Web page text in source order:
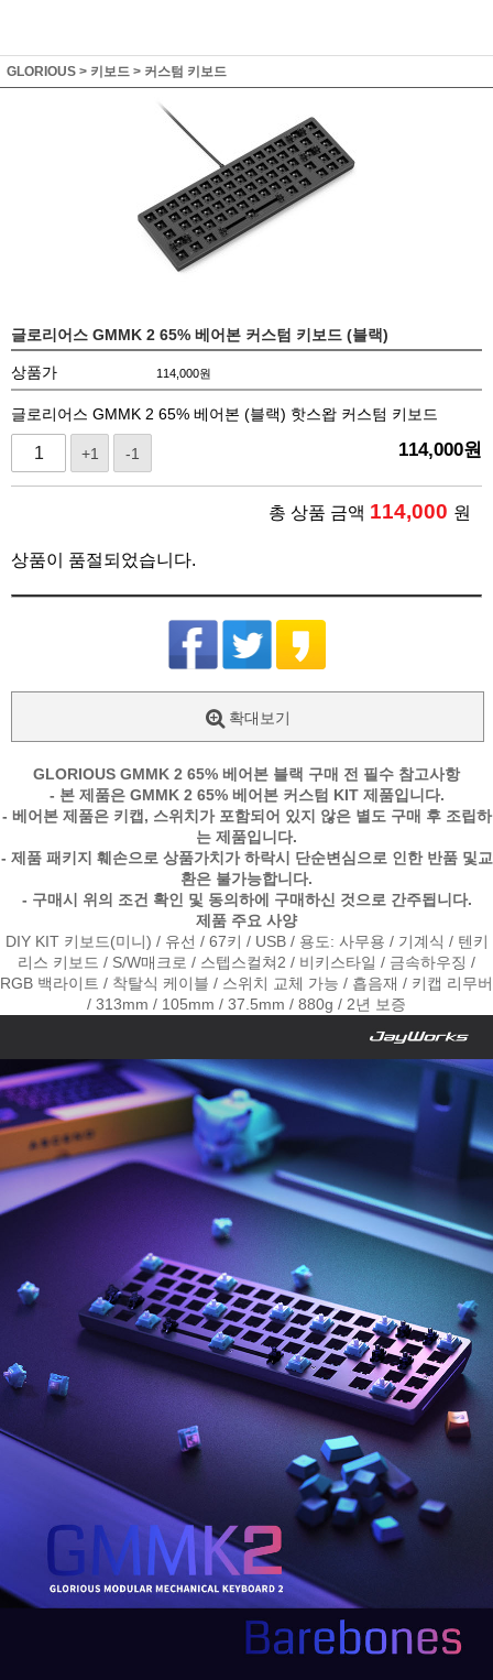
GLORIOUS > 키보드 > 커스텀 키보드
글로리어스 GMMK 2 65% 베어본 커스텀 키보드 (블랙)
상품가 114,000원
글로리어스 GMMK 2 65% 베어본 (블랙) 핫스왑 커스텀 키보드
+1 -1 114,000원
총 상품 금액 114,000 원
상품이 품절되었습니다.
확대보기
GLORIOUS GMMK 2 65% 베어본 블랙 구매 전 필수 참고사항
- 본 제품은 GMMK 2 65% 베어본 커스텀 KIT 제품입니다.
- 베어본 제품은 키캡, 스위치가 포함되어 있지 않은 별도 구매 후 조립하
는 제품입니다.
- 제품 패키지 훼손으로 상품가치가 하락시 단순변심으로 인한 반품 및교
환은 불가능합니다.
- 구매시 위의 조건 확인 및 동의하에 구매하신 것으로 간주됩니다.
제품 주요 사양
DIY KIT 키보드(미니) / 유선 / 67키 / USB / 용도: 사무용 / 기계식 / 텐키
리스 키보드 / S/W매크로 / 스텝스컬쳐2 / 비키스타일 / 금속하우징 /
RGB 백라이트 / 착탈식 케이블 / 스위치 교체 가능 / 흡음재 / 키캡 리무버
/ 313mm / 105mm / 37.5mm / 880g / 2년 보증